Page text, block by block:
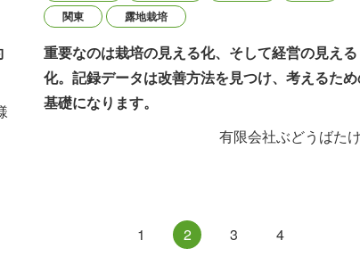
重要なのは栽培の見える化、そして経営の見える
化。記録データは改善方法を見つけ、考えるた
基礎になります。
有限会社ぶどうばた
関東
露地栽培
1 2 3 4